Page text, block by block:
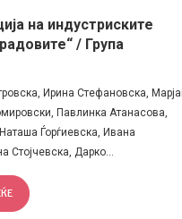
на индустриските
/ Група
Ирина Стефановска,
Павлинка Атанасова,
Ѓорѓиевска, Ивана
Стојчевска, Дарко...